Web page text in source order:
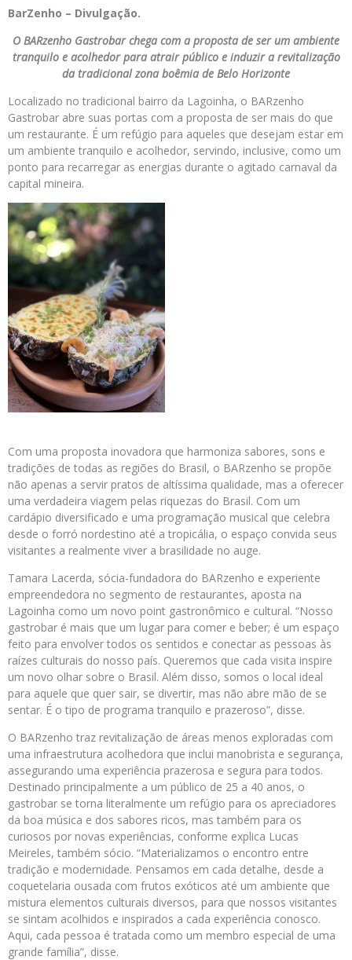
BarZenho – Divulgação.
O BARzenho Gastrobar chega com a proposta de ser um ambiente
tranquilo e acolhedor para atrair público e induzir a revitalização
da tradicional zona boêmia de Belo Horizonte
Localizado no tradicional bairro da Lagoinha, o BARzenho
Gastrobar abre suas portas com a proposta de ser mais do que
um restaurante. É um refúgio para aqueles que desejam estar em
um ambiente tranquilo e acolhedor, servindo, inclusive, como um
ponto para recarregar as energias durante o agitado carnaval da
capital mineira.
Com uma proposta inovadora que harmoniza sabores, sons e
tradições de todas as regiões do Brasil, o BARzenho se propõe
não apenas a servir pratos de altíssima qualidade, mas a oferecer
uma verdadeira viagem pelas riquezas do Brasil. Com um
cardápio diversificado e uma programação musical que celebra
desde o forró nordestino até a tropicália, o espaço convida seus
visitantes a realmente viver a brasilidade no auge.
Tamara Lacerda, sócia-fundadora do BARzenho e experiente
empreendedora no segmento de restaurantes, aposta na
Lagoinha como um novo point gastronômico e cultural. “Nosso
gastrobar é mais que um lugar para comer e beber; é um espaço
feito para envolver todos os sentidos e conectar as pessoas às
raízes culturais do nosso país. Queremos que cada visita inspire
um novo olhar sobre o Brasil. Além disso, somos o local ideal
para aquele que quer sair, se divertir, mas não abre mão de se
sentar. É o tipo de programa tranquilo e prazeroso”, disse.
O BARzenho traz revitalização de áreas menos exploradas com
uma infraestrutura acolhedora que inclui manobrista e segurança,
assegurando uma experiência prazerosa e segura para todos.
Destinado principalmente a um público de 25 a 40 anos, o
gastrobar se torna literalmente um refúgio para os apreciadores
da boa música e dos sabores ricos, mas também para os
curiosos por novas experiências, conforme explica Lucas
Meireles, também sócio. “Materializamos o encontro entre
tradição e modernidade. Pensamos em cada detalhe, desde a
coquetelaria ousada com frutos exóticos até um ambiente que
mistura elementos culturais diversos, para que nossos visitantes
se sintam acolhidos e inspirados a cada experiência conosco.
Aqui, cada pessoa é tratada como um membro especial de uma
grande família”, disse.